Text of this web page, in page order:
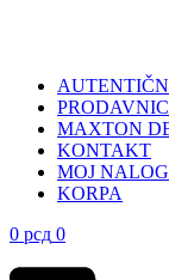
MAXTON
KONTAKT
MOJ NALOG
KORPA
0 рсд 0